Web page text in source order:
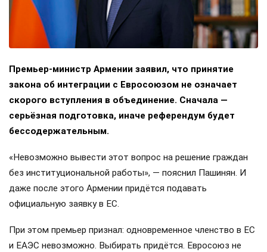
Премьер-министр Армении заявил, что принятие
закона об интеграции с Евросоюзом не означает
скорого вступления в объединение. Сначала —
серьёзная подготовка, иначе референдум будет
бессодержательным.
«Невозможно вывести этот вопрос на решение граждан
без институциональной работы», — пояснил Пашинян. И
даже после этого Армении придётся подавать
официальную заявку в ЕС.
При этом премьер признал: одновременное членство в ЕС
и ЕАЭС невозможно. Выбирать придётся. Евросоюз не